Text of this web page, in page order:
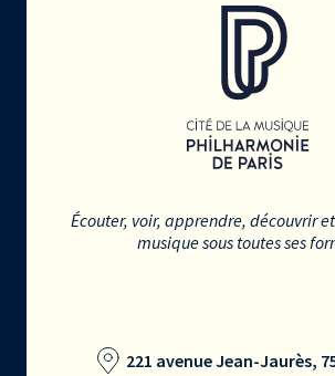
Écouter, voir, apprendre, découvrir
musique sous toutes ses
221 avenue Jean-Jaurès,